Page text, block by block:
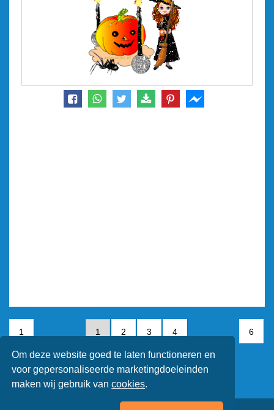
Om deze website goed te laten functioneren en
voor gepersonaliseerde marketingdoeleinden
maken wij gebruik vancookies.
1 1 2 3 4 6